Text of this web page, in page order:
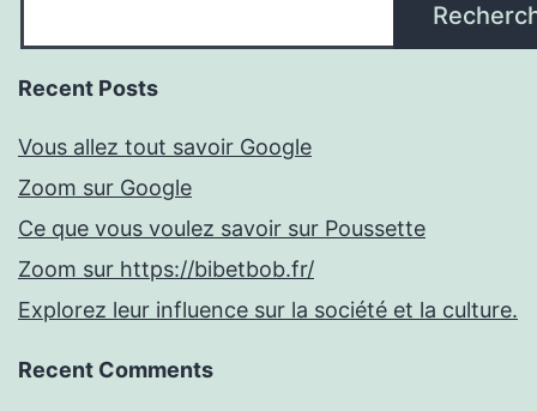
Recent Posts
Vous allez tout savoir Google
Zoom sur Google
Ce que vous voulez savoir sur Poussette
Zoom sur https://bibetbob.fr/
Explorez leur influence sur la société et la culture.
Recent Comments